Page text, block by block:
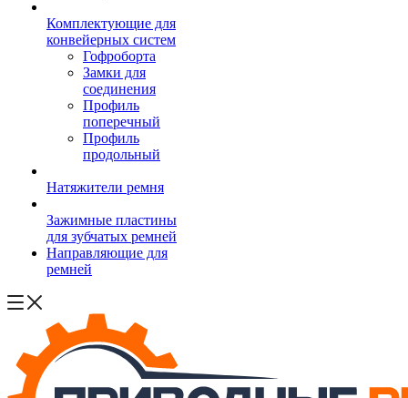
Комплектующие для
конвейерных систем
Гофроборта
Замки для
соединения
Профиль
поперечный
Профиль
продольный
Натяжители ремня
Зажимные пластины
для зубчатых ремней
Направляющие для
ремней